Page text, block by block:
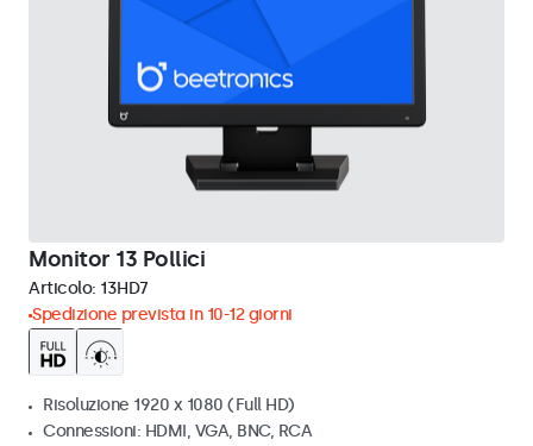
Monitor 13 Pollici
Articolo: 13HD7
Spedizione prevista in 10-12 giorni
Risoluzione 1920 x 1080 (Full HD)
Connessioni: HDMI, VGA, BNC, RCA